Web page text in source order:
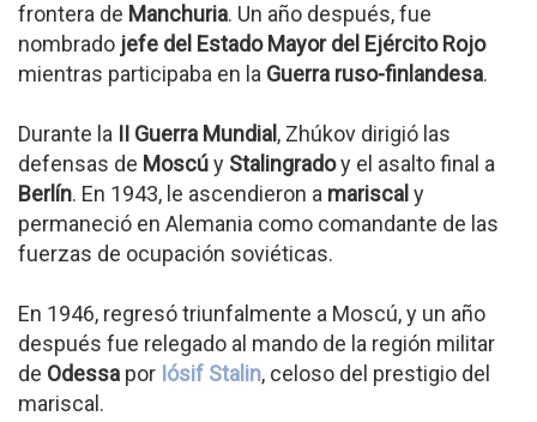
frontera de Manchuria. Un año después, fue
nombrado jefe del Estado Mayor del Ejército Rojo
mientras participaba en la Guerra ruso-finlandesa.
Durante la II Guerra Mundial , Zhúkov dirigió las
defensas de Moscúy Stalingradoy el asalto final a
Berlín. En 1943, le ascendieron a mariscal y
permaneció en Alemania como comandante de las
fuerzas de ocupación soviéticas.
En 1946, regresó triunfalmente a Moscú, y un año
después fue relegado al mando de la región militar
de Odessa por Iósif Stalin, celoso del prestigio del
mariscal.